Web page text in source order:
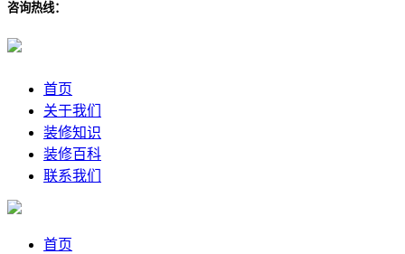
咨询热线：
首页
关于我们
装修知识
装修百科
联系我们
首页